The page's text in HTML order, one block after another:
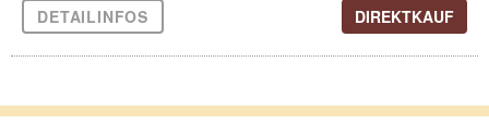
DETAILINFOS DIREKTKAUF